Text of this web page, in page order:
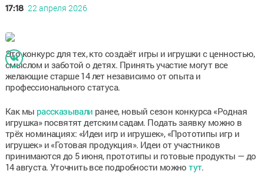
17:18 22 апреля 2026
Это конкурс для тех, кто создаёт игры и игрушки с ценностью,
смыслом и заботой о детях. Принять участие могут все
желающие старше 14 лет независимо от опыта и
профессионального статуса.
Как мы рассказывали ранее, новый сезон конкурса «Родная
игрушка» посвятят детским садам. Подать заявку можно в
трёх номинациях: «Идеи игр и игрушек», «Прототипы игр и
игрушек» и «Готовая продукция». Идеи от участников
принимаются до 5 июня, прототипы и готовые продукты — до
14 августа. Уточнить все подробности можнотут.